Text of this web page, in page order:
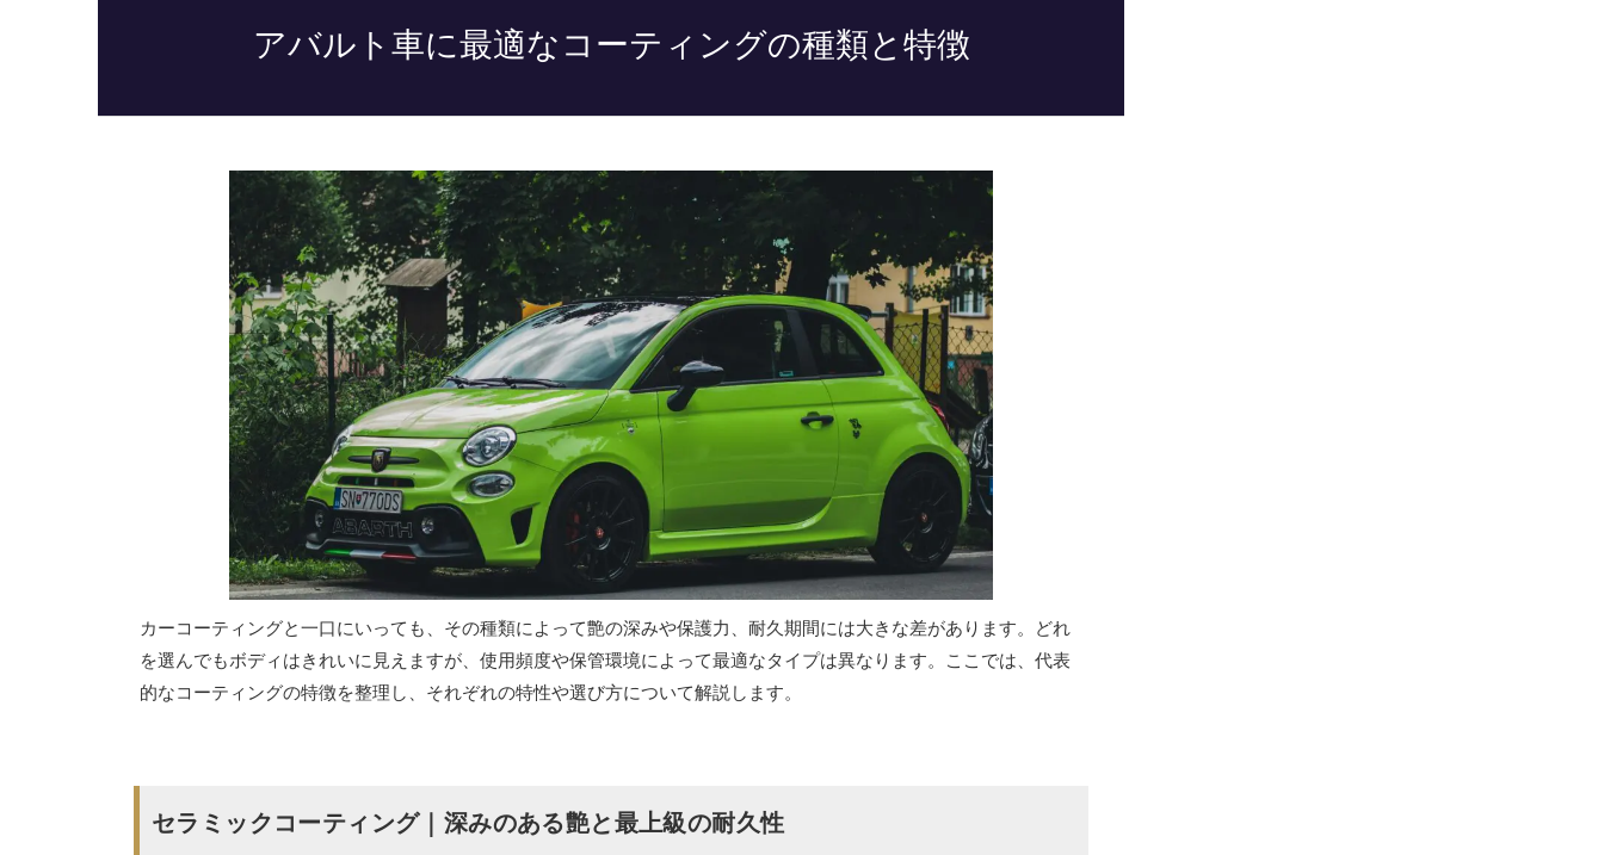
アバルト車に最適なコーティングの種類と特徴
カーコーティングと一口にいっても、その種類によって艶の深みや保護力、耐久期間には大きな差があります。どれ
を選んでもボディはきれいに見えますが、使用頻度や保管環境によって最適なタイプは異なります。ここでは、代表
的なコーティングの特徴を整理し、それぞれの特性や選び方について解説します。
セラミックコーティング｜深みのある艶と最上級の耐久性